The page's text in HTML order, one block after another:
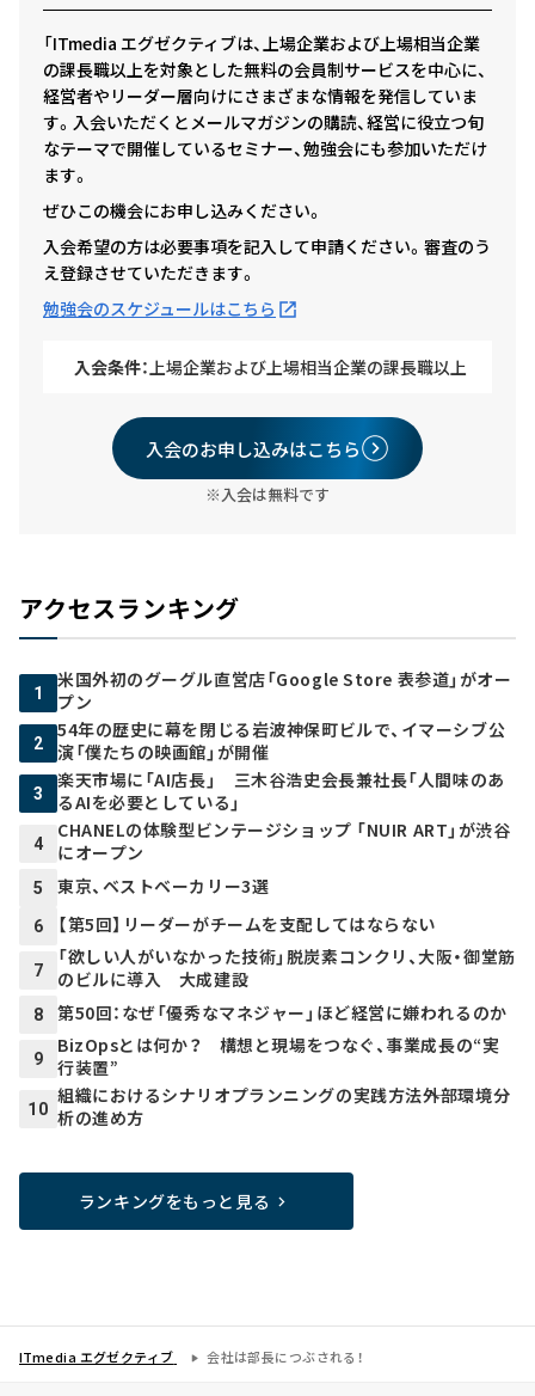
「ITmedia エグゼクティブは、上場企業および上場相当企業
の課長職以上を対象とした無料の会員制サービスを中心に、
経営者やリーダー層向けにさまざまな情報を発信していま
す。入会いただくとメールマガジンの購読、経営に役立つ旬
なテーマで開催しているセミナー、勉強会にも参加いただけ
ます。
ぜひこの機会にお申し込みください。
入会希望の方は必要事項を記入して申請ください。審査のう
え登録させていただきます。
勉強会のスケジュールはこちら
入会条件：上場企業および上場相当企業の課長職以上
入会のお申し込みはこちら
※入会は無料です
アクセスランキング
1
米国外初のグーグル直営店「Google Store 表参道」がオー
プン
2
54年の歴史に幕を閉じる岩波神保町ビルで、イマーシブ公
演「僕たちの映画館」が開催
3
楽天市場に「AI店長」 三木谷浩史会長兼社長「人間味のあ
るAIを必要としている」
4
CHANELの体験型ビンテージショップ 「NUIR ART」が渋谷
にオープン
5 東京、ベストベーカリー3選
6 【第5回】リーダーがチームを支配してはならない
7
「欲しい人がいなかった技術」脱炭素コンクリ、大阪・御堂筋
のビルに導入 大成建設
8 第50回：なぜ「優秀なマネジャー」ほど経営に嫌われるのか
9
BizOpsとは何か？ 構想と現場をつなぐ、事業成長の“実
行装置”
10
組織におけるシナリオプランニングの実践方法――外部環境分
析の進め方
ランキングをもっと見る
ITmedia エグゼクティブ 会社は部長につぶされる！